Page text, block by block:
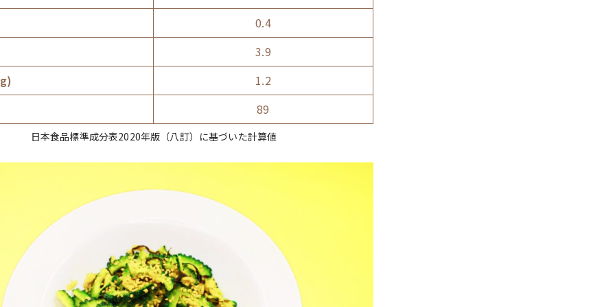
0.4
3.9
1.2
89
日本食品標準成分表2020年版（八訂）に基づいた計算値